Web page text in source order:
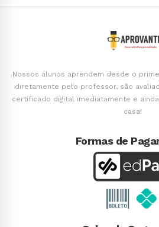
Nossos alunos aprendem desde o
diretamente pelo professor, são
certificado digital imediatamente e
casa!
Formas de